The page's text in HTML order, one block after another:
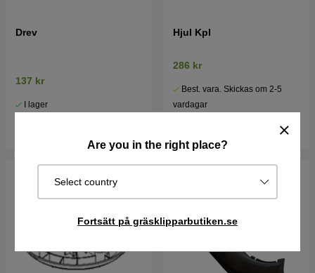
Are you in the right place?
Select country
Fortsätt på gräsklipparbutiken.se
Drev
137 kr
I lager
Hjul Kpl
286 kr
Best. vara. Skickas om 2-5
vardagar
Köp